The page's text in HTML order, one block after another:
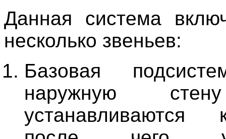
Данная система
несколько звеньев:
Базовая
наружную
устанавливаются